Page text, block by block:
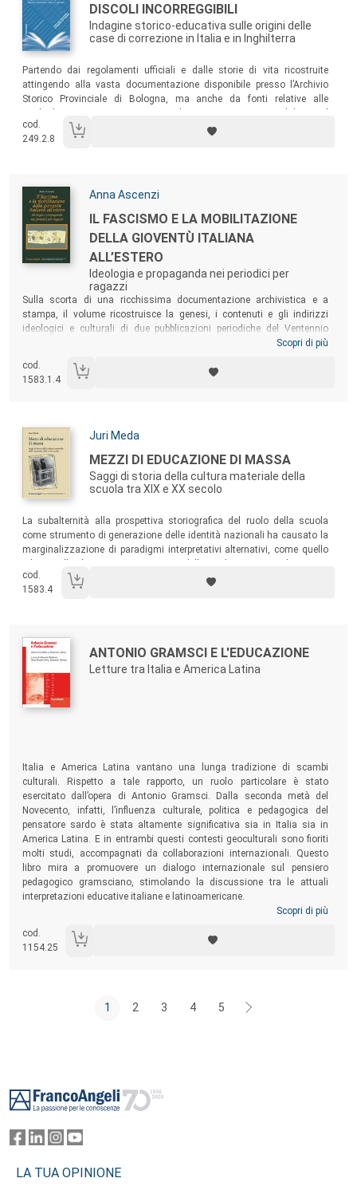
Titolo:
DISCOLI INCORREGGIBILI
Indagine storico-educativa sulle origini delle
case di correzione in Italia e in Inghilterra
Sommario:
Partendo dai regolamenti ufficiali e dalle storie di vita ricostruite
attingendo alla vasta documentazione disponibile presso l’Archivio
Storico Provinciale di Bologna, ma anche da fonti relative alle
presente volume analizza le modalità educative, i principi e le finalità
vigenti nelle case di correzione.
cod.
249.2.8
Autori:
Anna Ascenzi
Titolo:
IL FASCISMO E LA MOBILITAZIONE
DELLA GIOVENTÙ ITALIANA
ALL’ESTERO
Ideologia e propaganda nei periodici per
ragazzi
Sommario:
Sulla scorta di una ricchissima documentazione archivistica e a
stampa, il volume ricostruisce la genesi, i contenuti e gli indirizzi
ideologici e culturali di due pubblicazioni periodiche del Ventennio
destinate alla gioventù italiana all’estero – «Aquilotti d’Italia. Rivista
gioventù italiana all’estero» (1931-1943) –, fornendo un’originale
chiave di lettura in merito alla strategia politica esercitata dal regime
Scopri di più
cod.
1583.1.4
Autori:
Juri Meda
Titolo:
MEZZI DI EDUCAZIONE DI MASSA
Saggi di storia della cultura materiale della
scuola tra XIX e XX secolo
Sommario:
La subalternità alla prospettiva storiografica del ruolo della scuola
come strumento di generazione delle identità nazionali ha causato la
marginalizzazione di paradigmi interpretativi alternativi, come quello
che il presente volume tenta di recuperare, utilizzando una serie di
fonti inconsuete per questo ambito di studi.
cod.
1583.4
Autori:
Titolo:
ANTONIO GRAMSCI E L'EDUCAZIONE
Letture tra Italia e America Latina
Italia e America Latina vantano una lunga tradizione di scambi
culturali. Rispetto a tale rapporto, un ruolo particolare è stato
esercitato dall’opera di Antonio Gramsci. Dalla seconda metà del
Novecento, infatti, l’influenza culturale, politica e pedagogica del
pensatore sardo è stata altamente significativa sia in Italia sia in
America Latina. E in entrambi questi contesti geoculturali sono fioriti
molti studi, accompagnati da collaborazioni internazionali. Questo
libro mira a promuovere un dialogo internazionale sul pensiero
pedagogico gramsciano, stimolando la discussione tra le attuali
interpretazioni educative italiane e latinoamericane.
Scopri di più
cod.
1154.25
1 2 3 4 5
LA TUA OPINIONE